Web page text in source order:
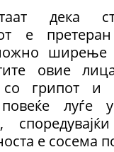
дека
е
ширење
овие
со грипот и
луѓе
е сосема